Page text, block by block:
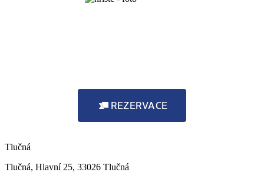
REZERVACE
Tlučná
Tlučná, Hlavní 25, 33026 Tlučná